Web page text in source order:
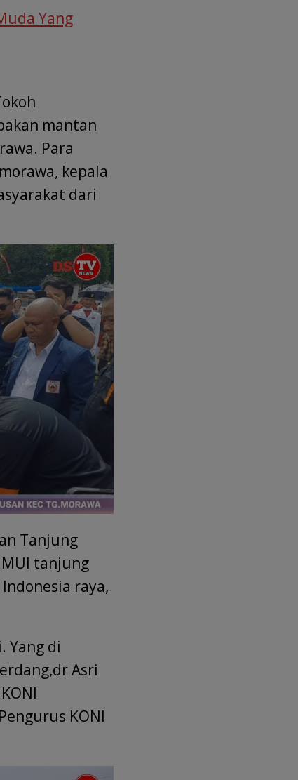
Yang
mantan
Para
kepala
dari
Tanjung
tanjung
raya,
Yang di
Asri
KONI